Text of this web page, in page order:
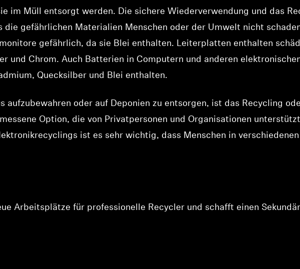
im Müll entsorgt werden. Die sichere Wiederverwendung und das
die gefährlichen Materialien Menschen oder der Umwelt nicht
gefährlich, da sie Blei enthalten. Leiterplatten enthalten
und Chrom. Auch Batterien in Computern und anderen
Quecksilber und Blei enthalten.
aufzubewahren oder auf Deponien zu entsorgen, ist das Recycling
Option, die von Privatpersonen und Organisationen
ist es sehr wichtig, dass Menschen in
Arbeitsplätze für professionelle Recycler und schafft einen